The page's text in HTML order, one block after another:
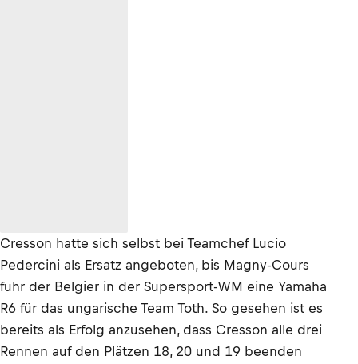
Cresson hatte sich selbst bei Teamchef Lucio
Pedercini als Ersatz angeboten, bis Magny-Cours
fuhr der Belgier in der Supersport-WM eine Yamaha
R6 für das ungarische Team Toth. So gesehen ist es
bereits als Erfolg anzusehen, dass Cresson alle drei
Rennen auf den Plätzen 18, 20 und 19 beenden